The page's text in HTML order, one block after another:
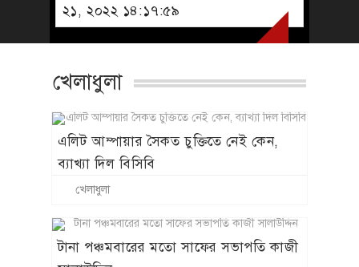
২১, ২০২২ ১৪:১৭:৫৯
খেলাধুলা
এলিট আম্পায়ার সৈকত চুক্তিতে নেই কেন,
ব্যাখ্যা দিল বিসিবি
খেলাধুলা
টানা পঞ্চমবারের মতো সাফের সভাপতি কাজী